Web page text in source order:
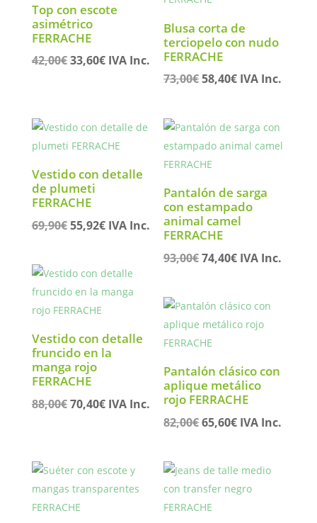
Top con escote
asimétrico
FERRACHE
42,00€El
42,00€.
33,60€El
33,60€.
IVA Inc.
Blusa corta de
terciopelo con nudo
FERRACHE
73,00€El
era:
73,00€.
58,40€El
es:
58,40€.
IVA Inc.
Vestido con detalle
de plumeti
FERRACHE
69,90€El
era:
69,90€.
55,92€El
es:
55,92€.
IVA Inc.
Pantalón de sarga
con estampado
animal camel
FERRACHE
93,00€El
era:
93,00€.
74,40€El
es:
74,40€.
IVA Inc.
Vestido con detalle
fruncido en la
manga rojo
FERRACHE
88,00€El
88,00€.
70,40€El
70,40€.
IVA Inc.
Pantalón clásico con
aplique metálico
rojo FERRACHE
82,00€El
era:
82,00€.
65,60€El
es:
65,60€.
IVA Inc.